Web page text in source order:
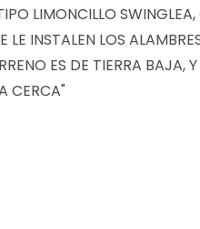
LIMONCILLO SWINGLEA,
LE INSTALEN LOS
ES DE TIERRA BAJA, Y
CERCA"